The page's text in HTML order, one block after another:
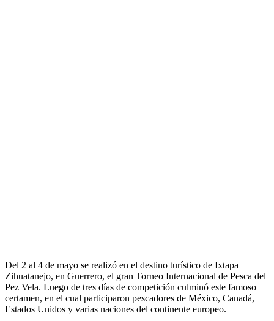
Del 2 al 4 de mayo se realizó en el destino turístico de Ixtapa
Zihuatanejo, en Guerrero, el gran Torneo Internacional de Pesca del
Pez Vela. Luego de tres días de competición culminó este famoso
certamen, en el cual participaron pescadores de México, Canadá,
Estados Unidos y varias naciones del continente europeo.